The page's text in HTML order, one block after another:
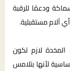
ودعمًا للرقبة
آلام مستقبلية.
المخدة لازم تكون
لأنها بتلامس